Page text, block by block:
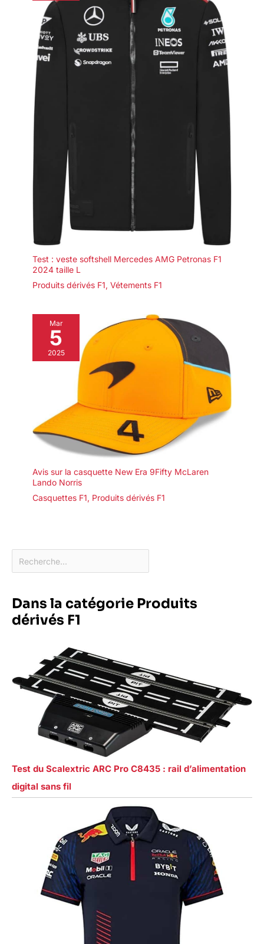
Test : veste softshell Mercedes AMG Petronas F1
2024 taille L
Produits dérivés F1, Vétements F1
Mar
5
2025
Avis sur la casquette New Era 9Fifty McLaren
Lando Norris
Casquettes F1, Produits dérivés F1
Dans la catégorie Produits
dérivés F1
Test du Scalextric ARC Pro C8435 : rail d’alimentation
digital sans fil